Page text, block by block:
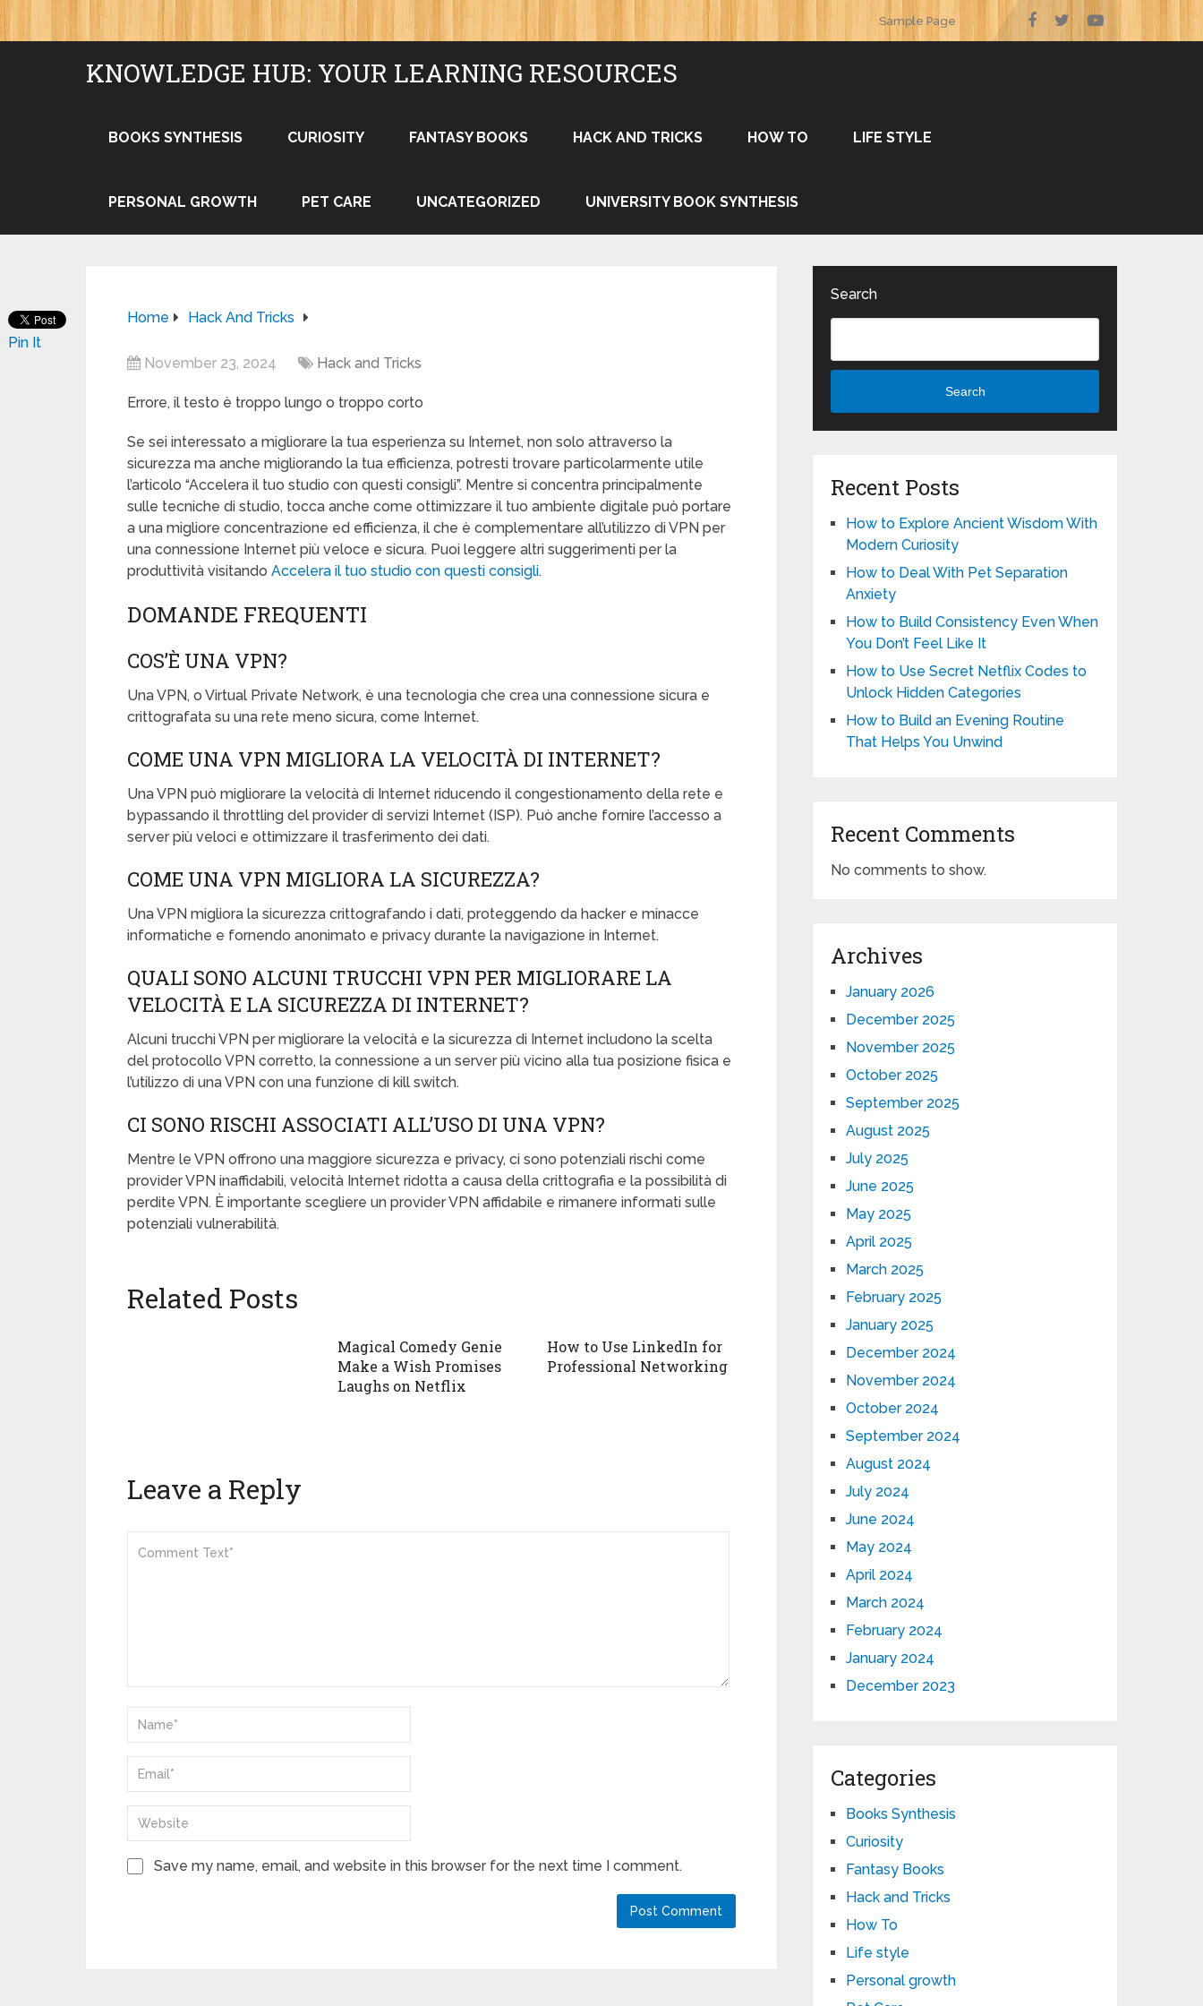
Sample Page
KNOWLEDGE HUB: YOUR LEARNING RESOURCES
BOOKS SYNTHESIS CURIOSITY FANTASY BOOKS HACK AND TRICKS HOW TO LIFE STYLE
PERSONAL GROWTH PET CARE UNCATEGORIZED UNIVERSITY BOOK SYNTHESIS
Home Hack And Tricks
November 23, 2024 Hack and Tricks
Errore, il testo è troppo lungo o troppo corto
Se sei interessato a migliorare la tua esperienza su Internet, non solo attraverso la
sicurezza ma anche migliorando la tua efficienza, potresti trovare particolarmente utile
l’articolo “Accelera il tuo studio con questi consigli”. Mentre si concentra principalmente
sulle tecniche di studio, tocca anche come ottimizzare il tuo ambiente digitale può portare
a una migliore concentrazione ed efficienza, il che è complementare all’utilizzo di VPN per
una connessione Internet più veloce e sicura. Puoi leggere altri suggerimenti per la
produttività visitando Accelera il tuo studio con questi consigli.
DOMANDE FREQUENTI
COS’È UNA VPN?
Una VPN, o Virtual Private Network, è una tecnologia che crea una connessione sicura e
crittografata su una rete meno sicura, come Internet.
COME UNA VPN MIGLIORA LA VELOCITÀ DI INTERNET?
Una VPN può migliorare la velocità di Internet riducendo il congestionamento della rete e
bypassando il throttling del provider di servizi Internet (ISP). Può anche fornire l’accesso a
server più veloci e ottimizzare il trasferimento dei dati.
COME UNA VPN MIGLIORA LA SICUREZZA?
Una VPN migliora la sicurezza crittografando i dati, proteggendo da hacker e minacce
informatiche e fornendo anonimato e privacy durante la navigazione in Internet.
QUALI SONO ALCUNI TRUCCHI VPN PER MIGLIORARE LA
VELOCITÀ E LA SICUREZZA DI INTERNET?
Alcuni trucchi VPN per migliorare la velocità e la sicurezza di Internet includono la scelta
del protocollo VPN corretto, la connessione a un server più vicino alla tua posizione fisica e
l’utilizzo di una VPN con una funzione di kill switch.
CI SONO RISCHI ASSOCIATI ALL’USO DI UNA VPN?
Mentre le VPN offrono una maggiore sicurezza e privacy, ci sono potenziali rischi come
provider VPN inaffidabili, velocità Internet ridotta a causa della crittografia e la possibilità di
perdite VPN. È importante scegliere un provider VPN affidabile e rimanere informati sulle
potenziali vulnerabilità.
Pin It
Related Posts
Magical Comedy Genie
Make a Wish Promises
Laughs on Netflix
How to Use LinkedIn for
Professional Networking
Leave a Reply
Save my name, email, and website in this browser for the next time I comment.
Search
Search
Recent Posts
How to Explore Ancient Wisdom With
Modern Curiosity
How to Deal With Pet Separation
Anxiety
How to Build Consistency Even When
You Don’t Feel Like It
How to Use Secret Netflix Codes to
Unlock Hidden Categories
How to Build an Evening Routine
That Helps You Unwind
Recent Comments
No comments to show.
Archives
January 2026
December 2025
November 2025
October 2025
September 2025
August 2025
July 2025
June 2025
May 2025
April 2025
March 2025
February 2025
January 2025
December 2024
November 2024
October 2024
September 2024
August 2024
July 2024
June 2024
May 2024
April 2024
March 2024
February 2024
January 2024
December 2023
Categories
Books Synthesis
Curiosity
Fantasy Books
Hack and Tricks
How To
Life style
Personal growth